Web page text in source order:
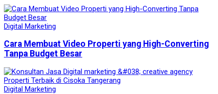
Digital Marketing
Cara Membuat Video Properti yang High-Converting
Tanpa Budget Besar
Digital Marketing